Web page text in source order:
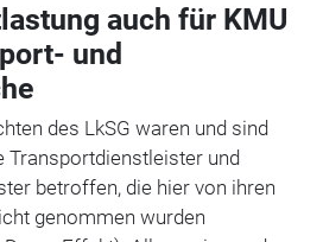
auch für KMU
und
des LkSG waren und sind
Transportdienstleister und
betroffen, die hier von ihren
genommen wurden